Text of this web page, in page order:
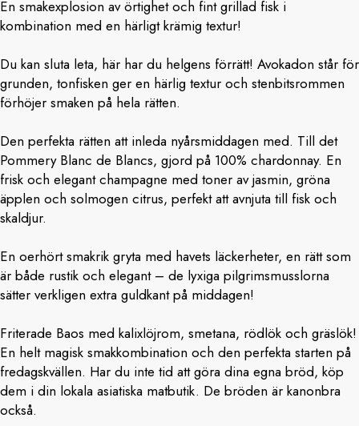
En smakexplosion av örtighet och fint grillad fisk i
kombination med en härligt krämig textur!
Du kan sluta leta, här har du helgens förrätt! Avokadon står för
grunden, tonfisken ger en härlig textur och stenbitsrommen
förhöjer smaken på hela rätten.
Den perfekta rätten att inleda nyårsmiddagen med. Till det
Pommery Blanc de Blancs, gjord på 100% chardonnay. En
frisk och elegant champagne med toner av jasmin, gröna
äpplen och solmogen citrus, perfekt att avnjuta till fisk och
skaldjur.
En oerhört smakrik gryta med havets läckerheter, en rätt som
är både rustik och elegant – de lyxiga pilgrimsmusslorna
sätter verkligen extra guldkant på middagen!
Friterade Baos med kalixlöjrom, smetana, rödlök och gräslök!
En helt magisk smakkombination och den perfekta starten på
fredagskvällen. Har du inte tid att göra dina egna bröd, köp
dem i din lokala asiatiska matbutik. De bröden är kanonbra
också.